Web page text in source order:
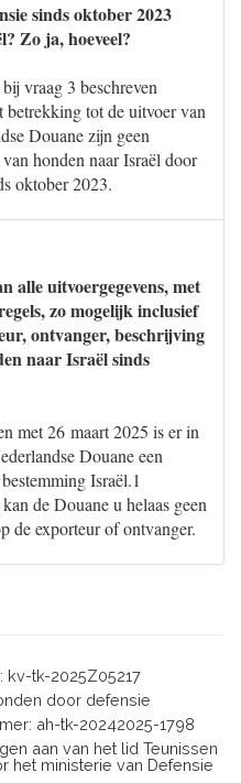
sinds oktober 2023
Zo ja, hoeveel?
vraag 3 beschreven
betrekking tot de uitvoer van
Douane zijn geen
honden naar Israël door
oktober 2023.
alle uitvoergegevens, met
zo mogelijk inclusief
ontvanger, beschrijving
naar Israël sinds
met 26 maart 2025 is er in
Douane een
Israël.1
de Douane u helaas geen
de exporteur of ontvanger.
kv-tk-2025Z05217
door defensie
ah-tk-20242025-1798
aan van het lid Teunissen
het ministerie van Defensie